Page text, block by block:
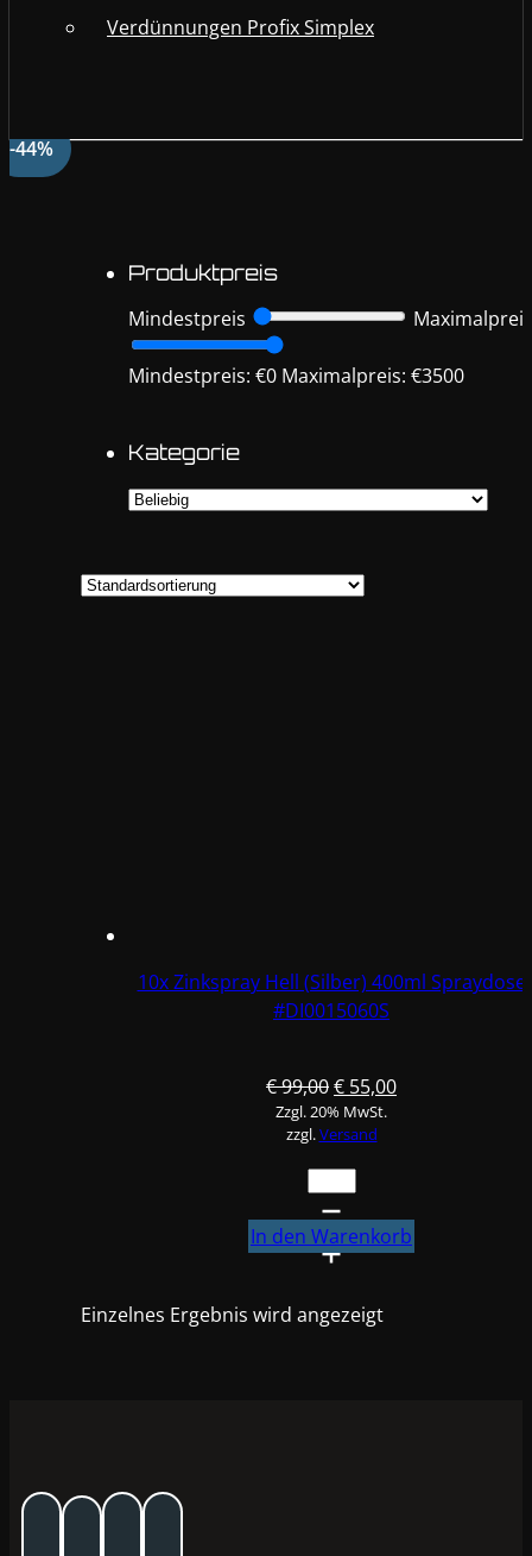
Verdünnungen Profix Simplex
Produktpreis
Mindestpreis
Maximalpreis
Mindestpreis: €0 Maximalpreis: €3500
Kategorie
10x Zinkspray Hell (Silber) 400ml Spraydose
#DI0015060S
€99,00Ursprünglicher
Preis
war:
€ 99,00
€ 55,00Aktueller
Zzgl. 20% MwSt.
zzgl.Versand
10x
Zinkspray
Hell
(Silber)
Spraydose
In den Warenkorb
-44%
Einzelnes Ergebnis wird angezeigt